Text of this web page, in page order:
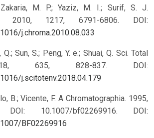
M. P.; Yaziz, M. I.; Surif, S. J.
2010, 1217, 6791-6806. DOI:
j.chroma.2010.08.033
Sun, S.; Peng, Y. e.; Shuai, Q. Sci. Total
635, 828-837. DOI:
j.scitotenv.2018.04.179
B.; Vicente, F. A Chromatographia. 1995,
10.1007/bf02269916.
DOI:
BF02269916